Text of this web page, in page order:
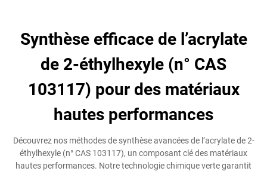
Synthèse efficace de l’acrylate
de 2-éthylhexyle (n° CAS
103117) pour des matériaux
hautes performances
Découvrez nos méthodes de synthèse avancées de l’acrylate de 2-
éthylhexyle (n° CAS 103117), un composant clé des matériaux
hautes performances. Notre technologie chimique verte garantit